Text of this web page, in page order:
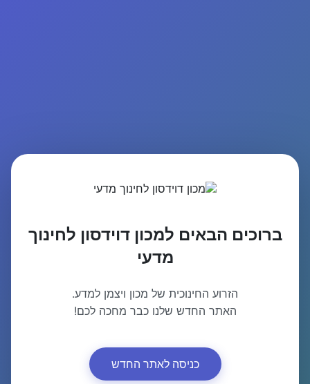
ברוכים הבאים למכון דוידסון לחינוך
מדעי
הזרוע החינוכית של מכון ויצמן למדע.
האתר החדש שלנו כבר מחכה לכם!
כניסה לאתר החדש